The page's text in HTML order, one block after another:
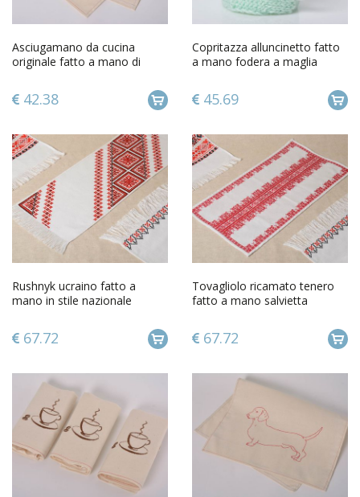
Asciugamano da cucina
originale fatto a mano di
42.38
Copritazza alluncinetto fatto
a mano fodera a maglia
45.69
Rushnyk ucraino fatto a
mano in stile nazionale
ricamato
67.72
Tovagliolo ricamato tenero
fatto a mano salvietta
67.72